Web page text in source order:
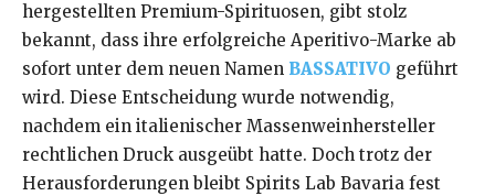
hergestellten Premium-Spirituosen, gibt stolz
bekannt, dass ihre erfolgreiche Aperitivo-Marke ab
sofort unter dem neuen Namen BASSATIVO geführt
wird. Diese Entscheidung wurde notwendig,
nachdem ein italienischer Massenweinhersteller
rechtlichen Druck ausgeübt hatte. Doch trotz der
Herausforderungen bleibt Spirits Lab Bavaria fest